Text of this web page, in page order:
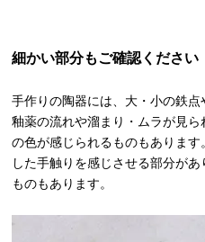
細かい部分もご確認ください
手作りの陶器には、大・小の鉄点
釉薬の流れや溜まり・ムラが見
の色が感じられるものもありま
した手触りを感じさせる部分が
ものもあります。